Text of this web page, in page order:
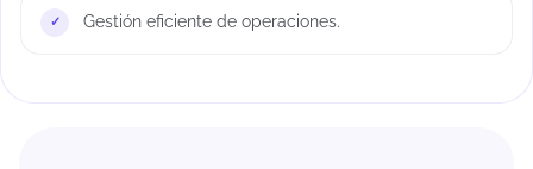
Gestión eficiente de operaciones.